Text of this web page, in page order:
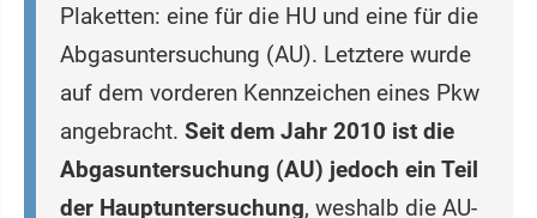
Plaketten: eine für die HU und eine für die
Abgasuntersuchung (AU). Letztere wurde
auf dem vorderen Kennzeichen eines Pkw
angebracht. Seit dem Jahr 2010 ist die
Abgasuntersuchung (AU) jedoch ein Teil
der Hauptuntersuchung, weshalb die AU-